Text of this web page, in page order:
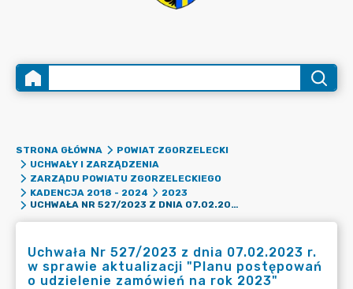
STRONA GŁÓWNA
POWIAT ZGORZELECKI
UCHWAŁY I ZARZĄDZENIA
ZARZĄDU POWIATU ZGORZELECKIEGO
KADENCJA 2018 - 2024
2023
UCHWAŁA NR 527/2023 Z DNIA 07.02.2023 R. W SPRAWIE AKTUALIZACJI "PLANU POSTĘPOWAŃ O UDZIELENIE ZAMÓWIEŃ NA ROK 2023"
Uchwała Nr 527/2023 z dnia 07.02.2023 r.
w sprawie aktualizacji "Planu postępowań
o udzielenie zamówień na rok 2023"